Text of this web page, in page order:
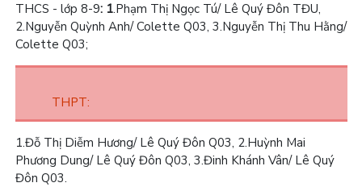
THCS - lớp 8-9: 1.Phạm Thị Ngọc Tú/ Lê Quý Đôn TĐU,
2.Nguyễn Quỳnh Anh/ Colette Q03, 3.Nguyễn Thị Thu Hằng/
Colette Q03;
THPT:
1.Đỗ Thị Diễm Hương/ Lê Quý Đôn Q03, 2.Huỳnh Mai
Phương Dung/ Lê Quý Đôn Q03, 3.Đinh Khánh Vân/ Lê Quý
Đôn Q03.